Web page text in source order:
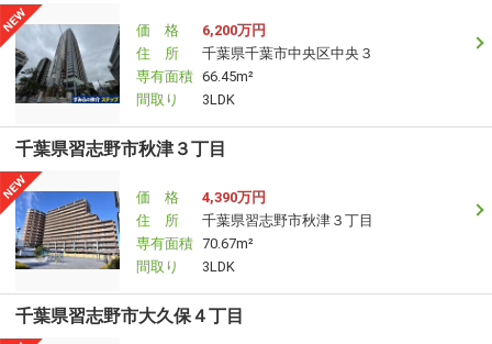
価 格
6,200万円
住 所
千葉県千葉市中央区中央３
専有面積 66.45m²
間取り
3LDK
千葉県習志野市秋津３丁目
価 格
4,390万円
住 所
千葉県習志野市秋津３丁目
専有面積 70.67m²
間取り
3LDK
千葉県習志野市大久保４丁目